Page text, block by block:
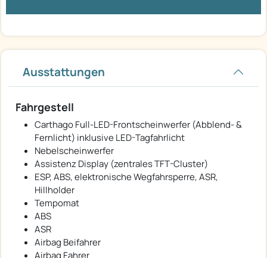
Ausstattungen
Fahrgestell
Carthago Full-LED-Frontscheinwerfer (Abblend- &
Fernlicht) inklusive LED-Tagfahrlicht
Nebelscheinwerfer
Assistenz Display (zentrales TFT-Cluster)
ESP, ABS, elektronische Wegfahrsperre, ASR,
Hillholder
Tempomat
ABS
ASR
Airbag Beifahrer
Airbag Fahrer